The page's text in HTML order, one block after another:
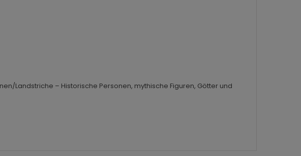
Landstriche – Historische Personen, mythische Figuren, Götter und